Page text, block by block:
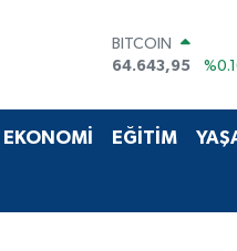
47,6006
STERLİN
6500.87
%0.12
EKONOMİ EĞİTİM